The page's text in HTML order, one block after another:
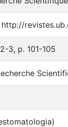
3, p. 101-105